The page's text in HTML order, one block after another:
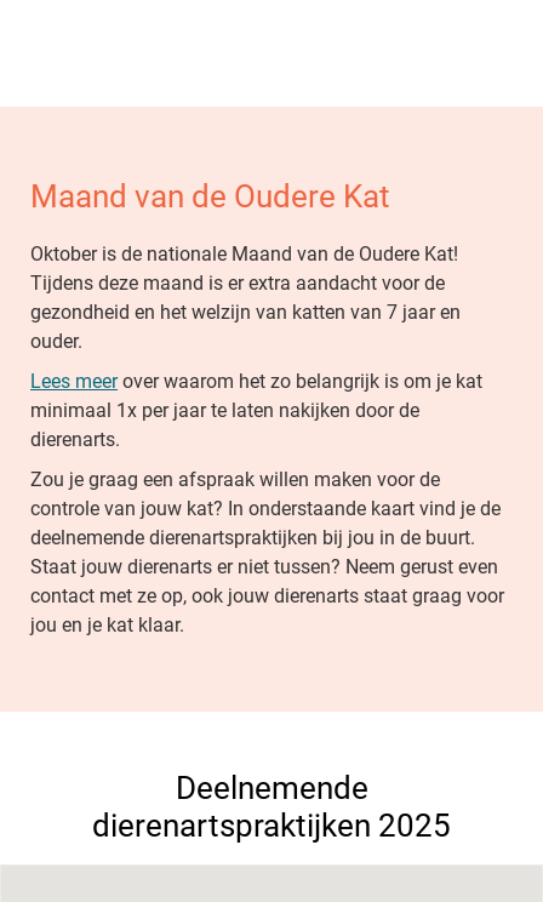
content
Maand van de Oudere Kat
Oktober is de nationale Maand van de Oudere Kat!
Tijdens deze maand is er extra aandacht voor de
gezondheid en het welzijn van katten van 7 jaar en
ouder.
Lees meerover waarom het zo belangrijk is om je kat
minimaal 1x per jaar te laten nakijken door de
dierenarts.
Zou je graag een afspraak willen maken voor de
controle van jouw kat? In onderstaande kaart vind je de
deelnemende dierenartspraktijken bij jou in de buurt.
Staat jouw dierenarts er niet tussen? Neem gerust even
contact met ze op, ook jouw dierenarts staat graag voor
jou en je kat klaar.
Deelnemende
dierenartspraktijken 2025